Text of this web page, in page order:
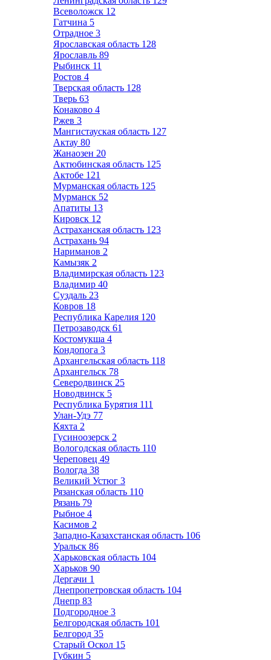
Всеволожск 12
Гатчина 5
Отрадное 3
Ярославская область 128
Ярославль 89
Рыбинск 11
Ростов 4
Тверская область 128
Тверь 63
Конаково 4
Ржев 3
Мангистауская область 127
Актау 80
Жанаозен 20
Актюбинская область 125
Актобе 121
Мурманская область 125
Мурманск 52
Апатиты 13
Кировск 12
Астраханская область 123
Астрахань 94
Нариманов 2
Камызяк 2
Владимирская область 123
Владимир 40
Суздаль 23
Ковров 18
Республика Карелия 120
Петрозаводск 61
Костомукша 4
Кондопога 3
Архангельская область 118
Архангельск 78
Северодвинск 25
Новодвинск 5
Республика Бурятия 111
Улан-Удэ 77
Кяхта 2
Гусиноозерск 2
Вологодская область 110
Череповец 49
Вологда 38
Великий Устюг 3
Рязанская область 110
Рязань 79
Рыбное 4
Касимов 2
Западно-Казахстанская область 106
Уральск 86
Харьковская область 104
Харьков 90
Дергачи 1
Днепропетровская область 104
Днепр 83
Подгородное 3
Белгородская область 101
Белгород 35
Старый Оскол 15
Губкин 5